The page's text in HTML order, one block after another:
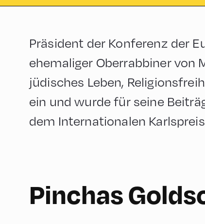
Präsident der Konferenz der
ehemaliger Oberrabbiner von
jüdisches Leben,
ein und wurde für seine
dem Internationalen
Pinchas